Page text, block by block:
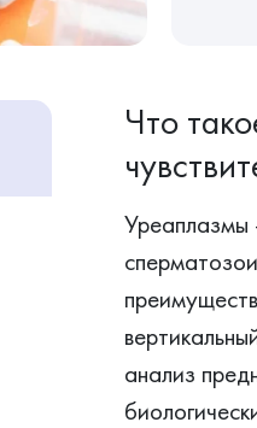
Что
Уреаплазмы
анализ